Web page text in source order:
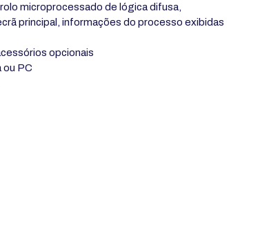
microprocessado de lógica difusa,
principal, informações do processo exibidas
opcionais
ou PC